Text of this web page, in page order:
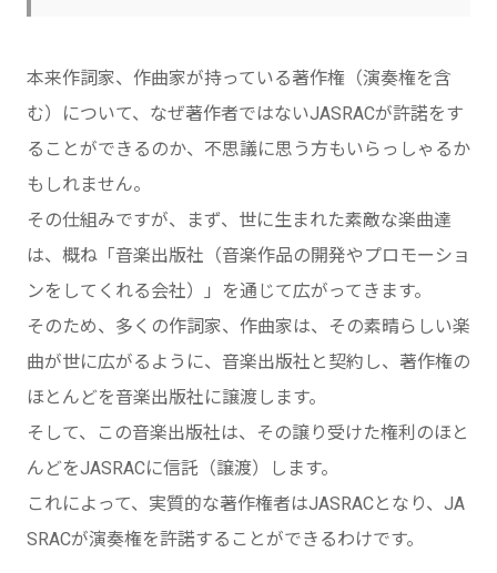
本来作詞家、作曲家が持っている著作権（演奏権を含
む）について、なぜ著作者ではないJASRACが許諾をす
ることができるのか、不思議に思う方もいらっしゃるか
もしれません。
その仕組みですが、まず、世に生まれた素敵な楽曲達
は、概ね「音楽出版社（音楽作品の開発やプロモーショ
ンをしてくれる会社）」を通じて広がってきます。
そのため、多くの作詞家、作曲家は、その素晴らしい楽
曲が世に広がるように、音楽出版社と契約し、著作権の
ほとんどを音楽出版社に譲渡します。
そして、この音楽出版社は、その譲り受けた権利のほと
んどをJASRACに信託（譲渡）します。
これによって、実質的な著作権者はJASRACとなり、JA
SRACが演奏権を許諾することができるわけです。